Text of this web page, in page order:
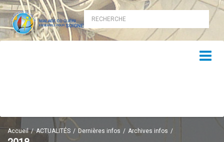
Accueil ACTUALITÉS Dernières infos Archives infos